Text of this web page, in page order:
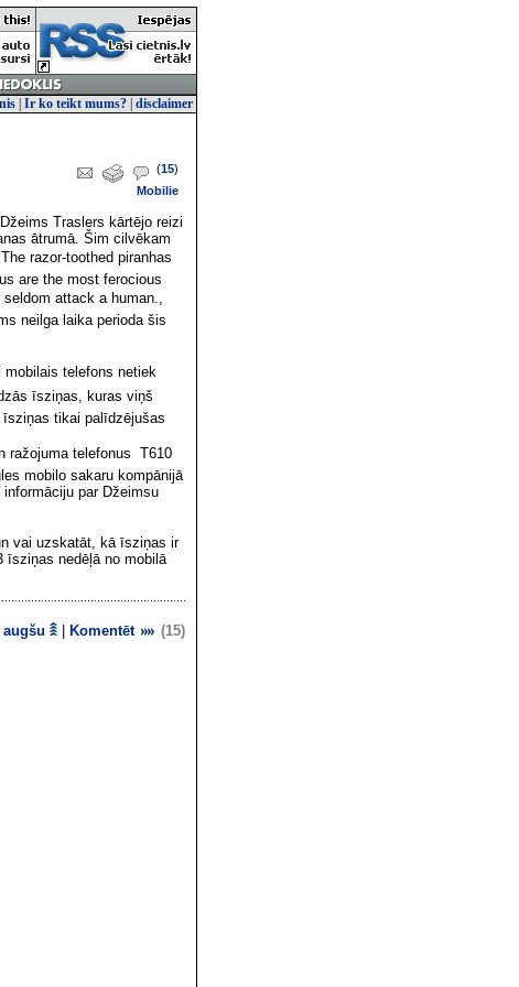
Ir ko teikt mums? disclaimer
(15)
Mobilie
Traslers kārtējo reizi
ātrumā. Šim cilvēkam
razor-toothed piranhas
are the most ferocious
attack a human.,
neilga laika perioda šis
mobilais telefons netiek
īsziņas, kuras viņš
tikai palīdzējušas
telefonus  T610
mobilo sakaru kompānijā
par Džeimsu
vai uzskatāt, kā īsziņas ir
īsziņas nedēļā no mobilā
augšu Komentēt
(15)